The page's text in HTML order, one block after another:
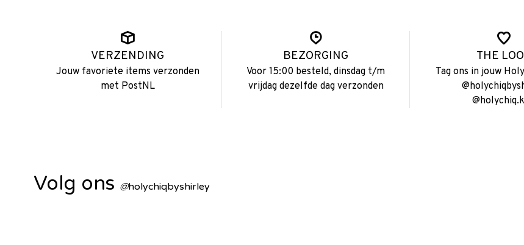
VERZENDING
Jouw favoriete items verzonden
met PostNL
BEZORGING
Voor 15:00 besteld, dinsdag t/m
vrijdag dezelfde dag verzonden
THE
Tag ons in jouw
Volg ons @holychiqbyshirley